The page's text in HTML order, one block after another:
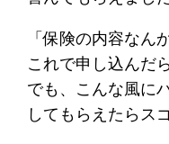
「保険の内容なん
これで申し込んだ
でも、こんな風に
してもらえたらス